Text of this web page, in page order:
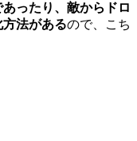
ったり、敵からドロ
法があるので、こち